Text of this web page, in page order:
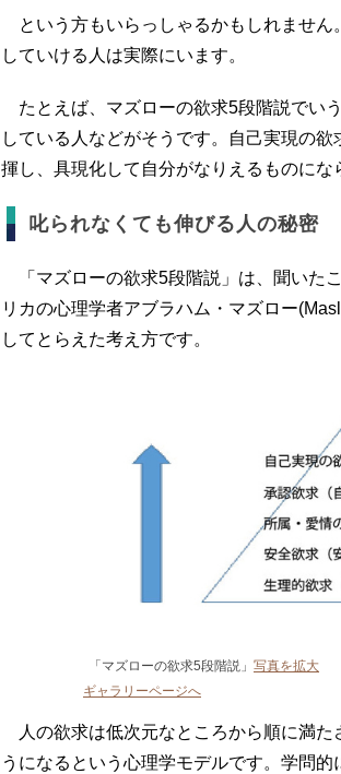
という方もいらっしゃるかもしれません
していける人は実際にいます。
たとえば、マズローの欲求5段階説でい
している人などがそうです。自己実現の
揮し、具現化して自分がなりえるものにな
叱られなくても伸びる人の秘密
「マズローの欲求5段階説」は、聞いた
リカの心理学者アブラハム・マズロー
してとらえた考え方です。
「マズローの欲求5段階説」 写真を拡大
ギャラリーページへ
人の欲求は低次元なところから順に満た
うになるという心理学モデルです。学問